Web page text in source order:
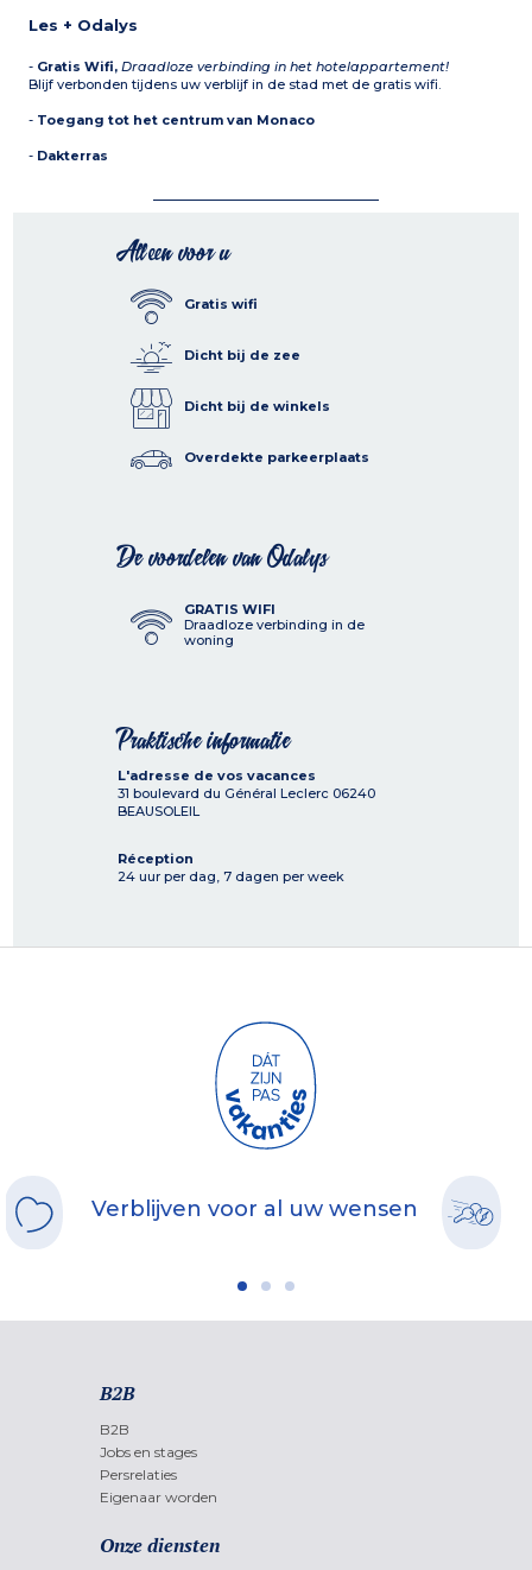
Les + Odalys
- Gratis Wifi,Draadloze verbinding in het hotelappartement!
Blijf verbonden tijdens uw verblijf in de stad met de gratis wifi.
- Toegang tot het centrum van Monaco
- Dakterras
Alleen voor u
Gratis wifi
Dicht bij de zee
Dicht bij de winkels
Overdekte parkeerplaats
De voordelen van Odalys
GRATIS WIFI
Draadloze verbinding in de
woning
Praktische informatie
L'adresse de vos vacances
31 boulevard du Général Leclerc 06240
BEAUSOLEIL
Réception
24 uur per dag, 7 dagen per week
Verblijven voor al uw wensen
B2B
B2B
Jobs en stages
Persrelaties
Eigenaar worden
Onze diensten